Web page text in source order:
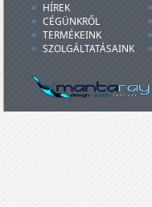
HÍREK
CÉGÜNKRŐL
TERMÉKEINK
SZOLGÁLTATÁSAINK